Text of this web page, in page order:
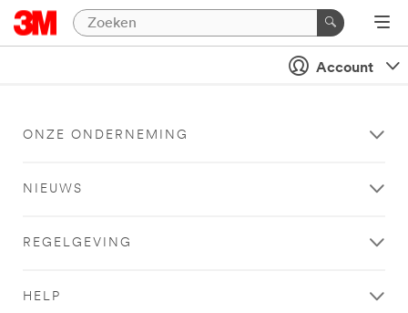
Account
ONZE ONDERNEMING
NIEUWS
REGELGEVING
HELP